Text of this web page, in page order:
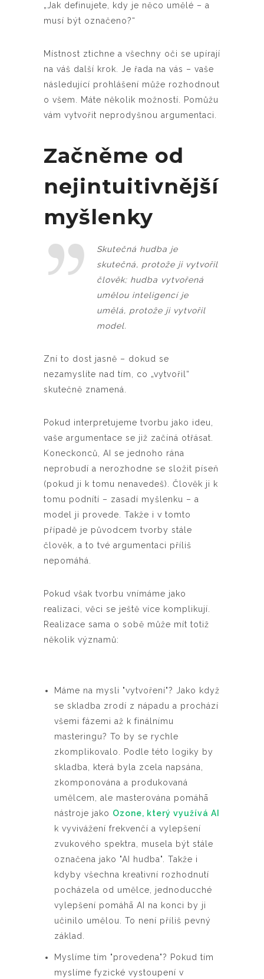
„Jak definujete, kdy je něco umělé – a
musí být označeno?“
Místnost ztichne a všechny oči se upírají
na váš další krok. Je řada na vás – vaše
následující prohlášení může rozhodnout
o všem. Máte několik možností. Pomůžu
vám vytvořit neprodyšnou argumentaci.
Začněme od
nejintuitivnější
myšlenky
Skutečná hudba je
skutečná, protože ji vytvořil
člověk; hudba vytvořená
umělou inteligencí je
umělá, protože ji vytvořil
model.
Zní to dost jasně – dokud se
nezamyslíte nad tím, co „vytvořil“
skutečně znamená.
Pokud interpretujeme tvorbu jako ideu,
vaše argumentace se již začíná otřásat.
Koneckonců, AI se jednoho rána
neprobudí a nerozhodne se složit píseň
(pokud ji k tomu nenavedeš). Člověk ji k
tomu podnítí – zasadí myšlenku – a
model ji provede. Takže i v tomto
případě je původcem tvorby stále
člověk, a to tvé argumentaci příliš
nepomáhá.
Pokud však tvorbu vnímáme jako
realizaci, věci se ještě více komplikují.
Realizace sama o sobě může mít totiž
několik významů:
Máme na mysli "vytvoření"? Jako když
se skladba zrodí z nápadu a prochází
všemi fázemi až k finálnímu
masteringu? To by se rychle
zkomplikovalo. Podle této logiky by
skladba, která byla zcela napsána,
zkomponována a produkovaná
umělcem, ale masterována pomáhā
nástroje jako Ozone, který využívá AI
k vyvivážení frekvenčí a vylepšení
zvukového spektra, musela být stále
označena jako "AI hudba". Takže i
kdyby všechna kreativní rozhodnutí
pocházela od umělce, jednoducché
vylepšení pomáhā AI na konci by ji
učinilo umělou. To není příliš pevný
základ.
Myslíme tím "provedena"? Pokud tím
myslíme fyzické vystoupení v